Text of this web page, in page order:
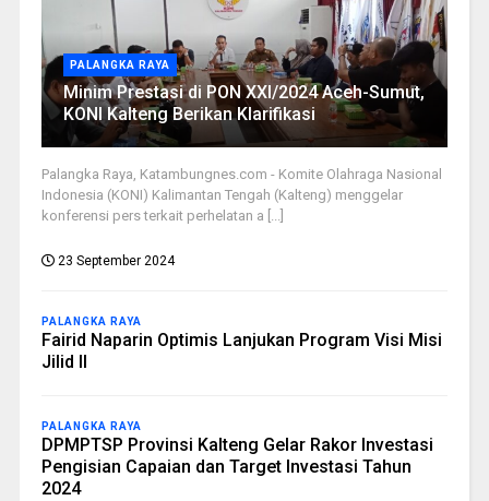
PALANGKA RAYA
Minim Prestasi di PON XXI/2024 Aceh-Sumut,
KONI Kalteng Berikan Klarifikasi
Palangka Raya, Katambungnes.com - Komite Olahraga Nasional
Indonesia (KONI) Kalimantan Tengah (Kalteng) menggelar
konferensi pers terkait perhelatan a [...]
23 September 2024
PALANGKA RAYA
Fairid Naparin Optimis Lanjukan Program Visi Misi
Jilid II
PALANGKA RAYA
DPMPTSP Provinsi Kalteng Gelar Rakor Investasi
Pengisian Capaian dan Target Investasi Tahun
2024